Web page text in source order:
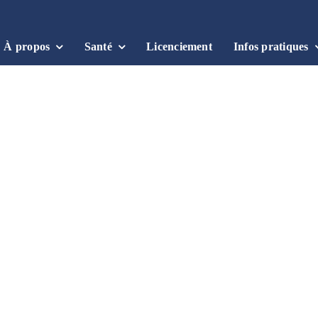
À propos Santé Licenciement Infos pratiques